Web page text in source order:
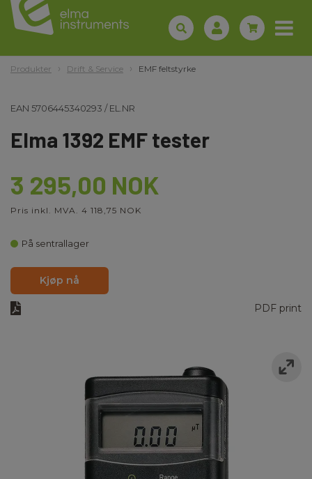
Produkter Drift & Service EMF feltstyrke
EAN 5706445340293 /EL.NR
Elma 1392 EMF tester
3 295,00 NOK
Pris inkl. MVA. 4 118,75 NOK
På sentrallager
Kjøp nå
PDF print